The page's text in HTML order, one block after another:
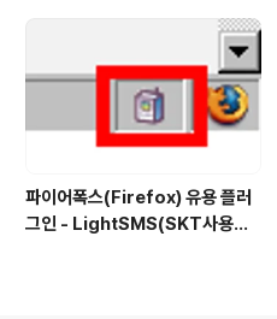
파이어폭스(Firefox) 유용 플러
그인 - LightSMS(SKT사용자